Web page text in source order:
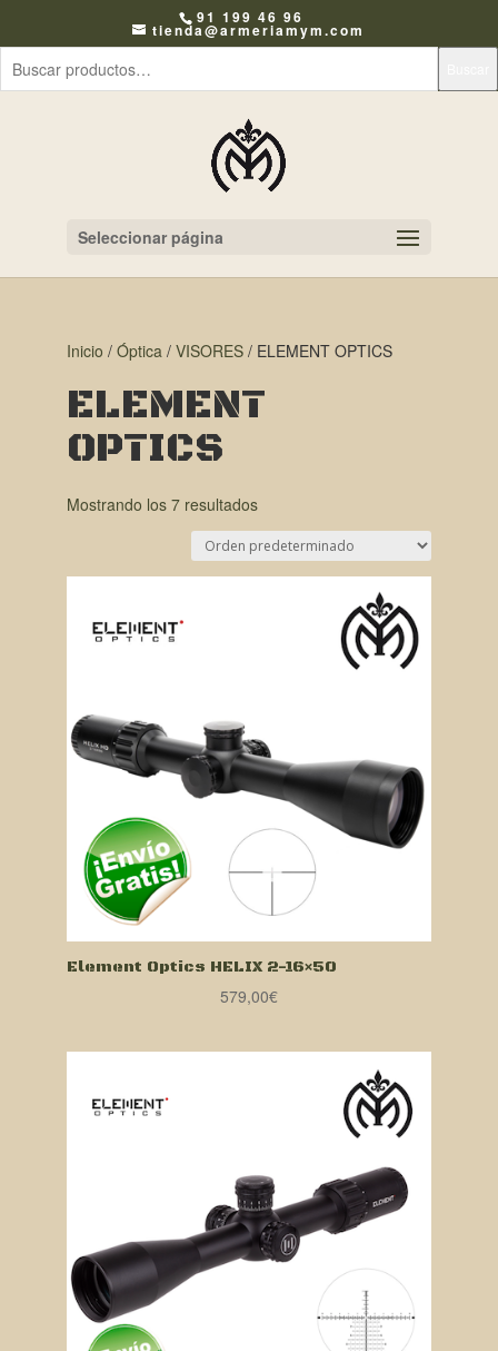
91 199 46 96
tienda@armeriamym.com
Seleccionar página
Inicio / Óptica/ VISORES/ ELEMENT OPTICS
ELEMENT
OPTICS
Mostrando los 7 resultados
Element Optics HELIX 2-16×50
579,00€